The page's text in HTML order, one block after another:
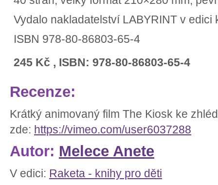
Vydalo nakladatelství LABYRINT v edici
ISBN 978-80-86803-65-4
245 Kč , ISBN: 978-80-86803-65-4
Recenze:
Krátký animovaný film The Kiosk ke
zde: https://vimeo.com/user6037288
Autor: Melece Anete
V edici: Raketa - knihy pro děti